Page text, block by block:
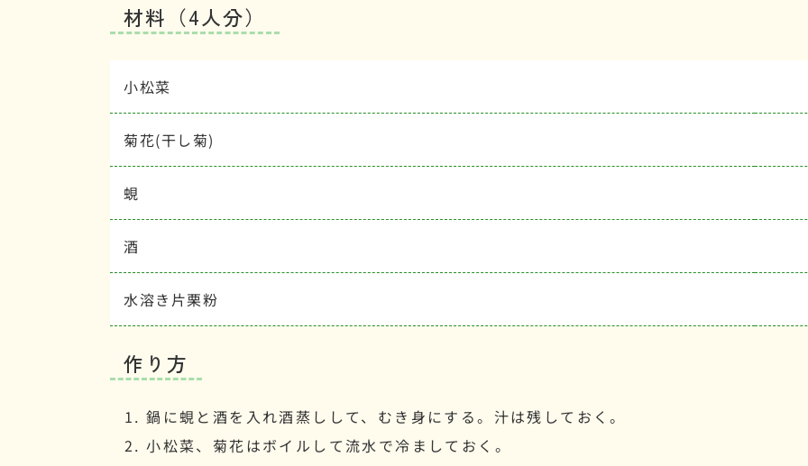
材料（4人分）
小松菜
菊花(干し菊)
蜆
酒
水溶き片栗粉
作り方
鍋に蜆と酒を入れ酒蒸しして、むき身にする。汁は残しておく。
小松菜、菊花はボイルして流水で冷ましておく。